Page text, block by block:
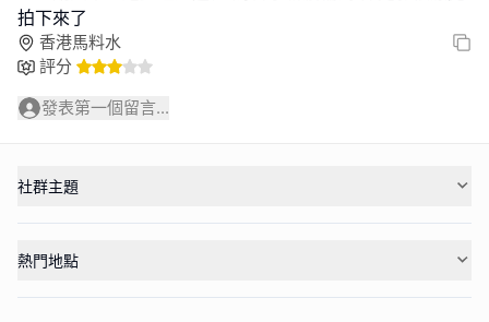
香港馬料水
評分
發表第一個留言...
社群主題
熱門地點